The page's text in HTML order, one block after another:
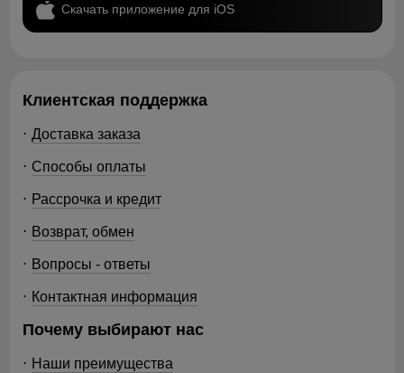
Скачать приложение для iOS
Клиентская поддержка
Доставка заказа
Способы оплаты
Рассрочка и кредит
Возврат, обмен
Вопросы - ответы
Контактная информация
Почему выбирают нас
Наши преимущества